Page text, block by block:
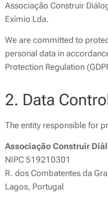
Associação Construir
Exímio Lda.
We are committed to
personal data in
Protection Regulation
2. Data
The entity responsible for
Associação Construir
NIPC 519210301
R. dos Combatentes da
Lagos, Portugal